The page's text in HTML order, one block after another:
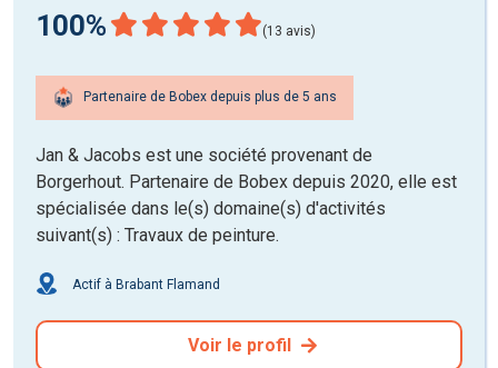
100%
(13 avis)
Partenaire de Bobex depuis plus de 5 ans
Jan & Jacobs est une société provenant de
Borgerhout. Partenaire de Bobex depuis 2020, elle est
spécialisée dans le(s) domaine(s) d'activités
suivant(s) : Travaux de peinture.
Actif à Brabant Flamand
Voir le profil